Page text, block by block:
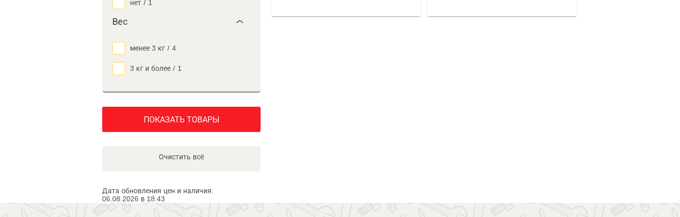
нет / 1
Вес
менее 3 кг / 4
3 кг и более / 1
ПОКАЗАТЬ ТОВАРЫ
Очистить всё
Дата обновления цен и наличия:
06.08.2026 в 18:43